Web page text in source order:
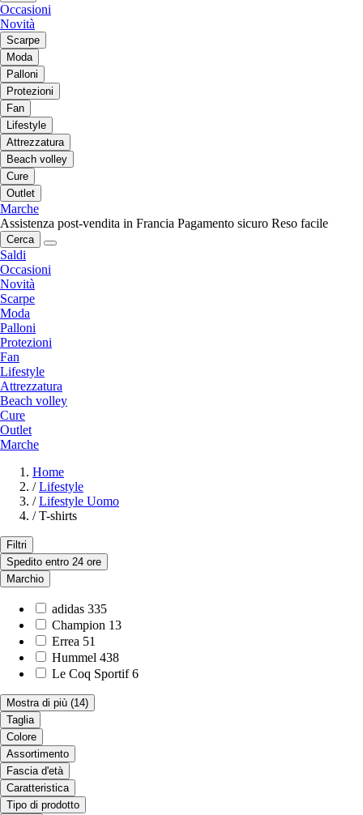
Occasioni
Novità
Scarpe
Moda
Palloni
Protezioni
Fan
Lifestyle
Attrezzatura
Beach volley
Cure
Outlet
Marche
Assistenza post-vendita in Francia Pagamento sicuro Reso facile
Cerca
Saldi
Occasioni
Novità
Scarpe
Moda
Palloni
Protezioni
Fan
Lifestyle
Attrezzatura
Beach volley
Cure
Outlet
Marche
Home
/ Lifestyle
/ Lifestyle Uomo
/ T-shirts
Filtri
Spedito entro 24 ore
Marchio
adidas 335
Champion 13
Errea 51
Hummel 438
Le Coq Sportif 6
Mostra di più (14)
Taglia
Colore
Assortimento
Fascia d'età
Caratteristica
Tipo di prodotto